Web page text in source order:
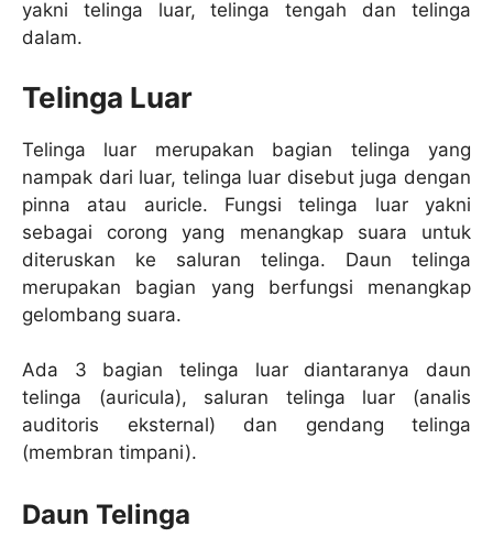
yakni telinga luar, telinga tengah dan telinga
dalam.
Telinga Luar
Telinga luar merupakan bagian telinga yang
nampak dari luar, telinga luar disebut juga dengan
pinna atau auricle. Fungsi telinga luar yakni
sebagai corong yang menangkap suara untuk
diteruskan ke saluran telinga. Daun telinga
merupakan bagian yang berfungsi menangkap
gelombang suara.
Ada 3 bagian telinga luar diantaranya daun
telinga (auricula), saluran telinga luar (analis
auditoris eksternal) dan gendang telinga
(membran timpani).
Daun Telinga